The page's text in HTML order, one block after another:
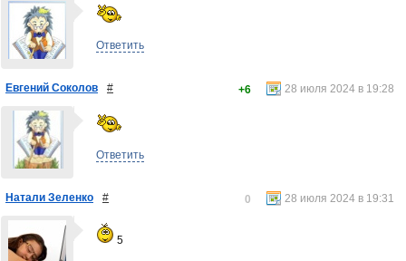
Ответить
Евгений Соколов # 28 июля 2024 в 19:28
+6
Ответить
Натали Зеленко # 28 июля 2024 в 19:31
0
5